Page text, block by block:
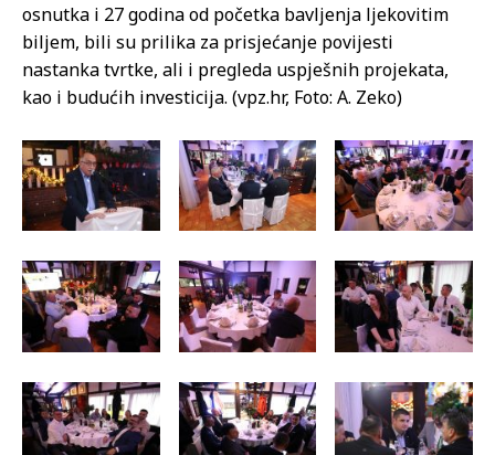
osnutka i 27 godina od početka bavljenja ljekovitim
biljem, bili su prilika za prisjećanje povijesti
nastanka tvrtke, ali i pregleda uspješnih projekata,
kao i budućih investicija. (vpz.hr, Foto: A. Zeko)